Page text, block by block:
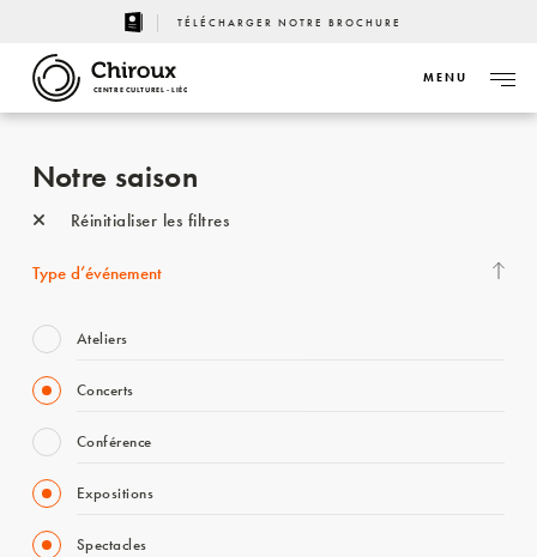
TÉLÉCHARGER NOTRE BROCHURE
CENTRE CULTUREL - LIÈGE
MENU
Notre saison
Réinitialiser les filtres
Type d’événement
Ateliers
Concerts
Conférence
Expositions
Spectacles